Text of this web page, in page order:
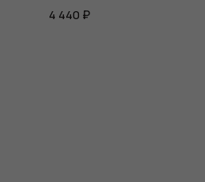
ароматом кокоса
4 440 ₽